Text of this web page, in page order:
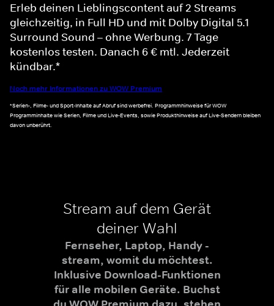
Erleb deinen Lieblingscontent auf 2 Streams
gleichzeitig, in Full HD und mit Dolby Digital 5.1
Surround Sound – ohne Werbung. 7 Tage
kostenlos testen. Danach 6 € mtl. Jederzeit
kündbar.*
Noch mehr Informationen zu WOW Premium
*Serien-, Filme- und Sport-Inhalte auf Abruf sind werbefrei. Programmhinweise für WOW
Programminhalte wie Serien, Filme und Live-Events, sowie Produkthinweise auf Live-Sendern bleiben
davon unberührt.
Stream auf dem Gerät
deiner Wahl
Fernseher, Laptop, Handy -
stream, womit du möchtest.
Inklusive Download-Funktionen
für alle mobilen Geräte. Buchst